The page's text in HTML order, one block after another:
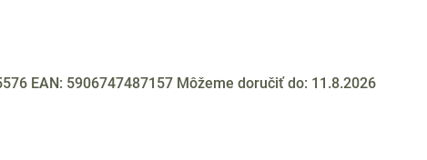
EAN: 5906747487157 Môžeme doručiť do: 11.8.2026